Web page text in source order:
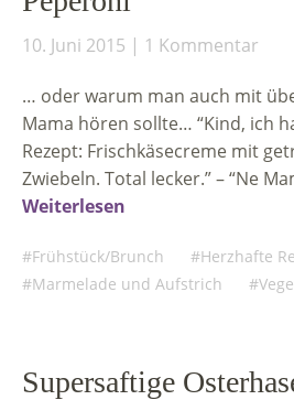
10. Juni 2015 1 Kommentar
… oder warum man auch mit
Mama hören sollte… “Kind, ich
Rezept: Frischkäsecreme mit
Zwiebeln. Total lecker.” – “Ne
Weiterlesen
Frühstück/Brunch
Herzhafte
Marmelade und Aufstrich
Supersaftige